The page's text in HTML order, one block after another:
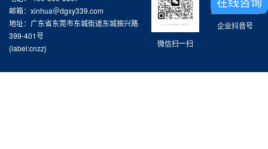
企业抖音号
微信扫一扫
邮箱：xinhua＠dgxy339.com
地址：广东省东莞市东城街道东城振兴路
399-401号
{label:cnzz}